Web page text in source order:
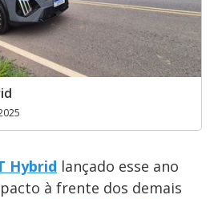
Hybrid lançado esse ano
à frente dos demais